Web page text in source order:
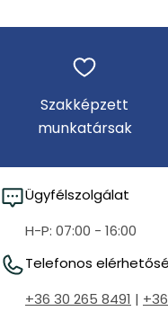
Szakképzett
munkatársak
Ügyfélszolgálat
H-P: 07:00 - 16:00
Telefonos
+36 30 265 8491 |